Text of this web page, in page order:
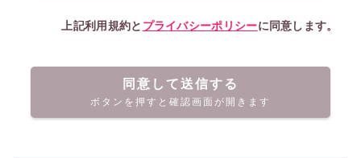
上記利用規約と プライバシーポリシーに同意します。
同意して送信する
ボタンを押すと確認画面が開きます